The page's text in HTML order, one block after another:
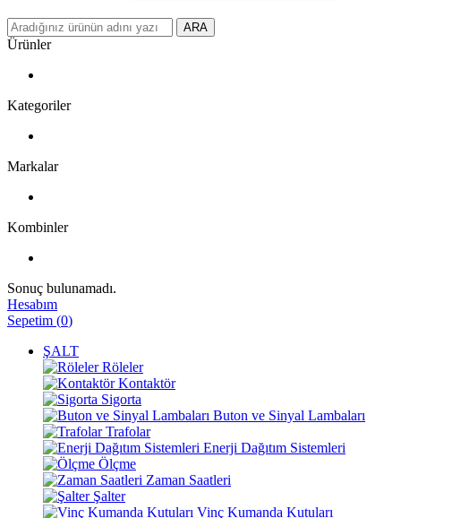
ARA
Ürünler
Kategoriler
Markalar
Kombinler
Sonuç bulunamadı.
Hesabım
Sepetim (0)
ŞALT
Röleler
Kontaktör
Sigorta
Buton ve Sinyal Lambaları
Trafolar
Enerji Dağıtım Sistemleri
Ölçme
Zaman Saatleri
Şalter
Vinç Kumanda Kutuları